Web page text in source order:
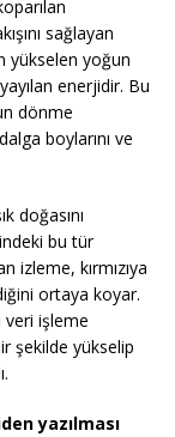
sağlayan
yükselen yoğun
enerjidir. Bu
dönme
boylarını ve
doğasını
bu tür
izleme, kırmızıya
ortaya koyar.
veri işleme
şekilde yükselip
yazılması